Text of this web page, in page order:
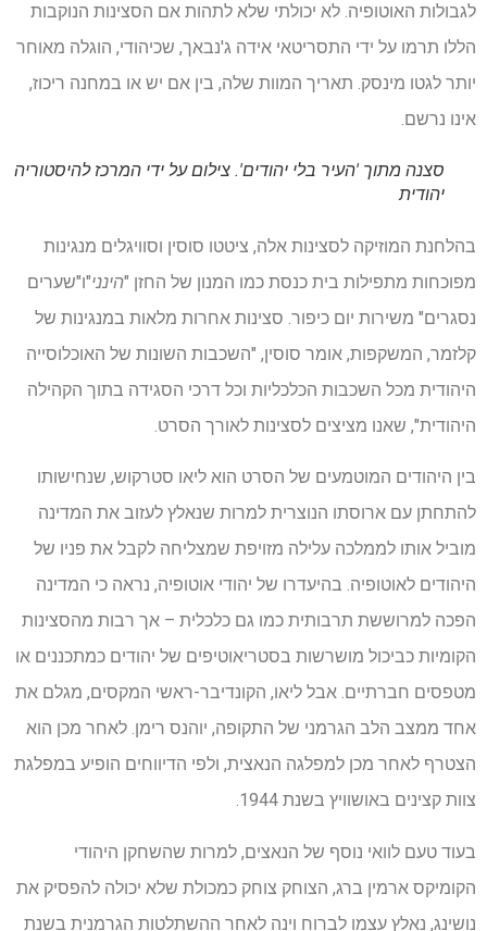
לגבולות האוטופיה. לא יכולתי שלא לתהות אם הסצינות הנוקבות
הללו תרמו על ידי התסריטאי אידה ג'נבאך, שכיהודי, הוגלה מאוחר
יותר לגטו מינסק. תאריך המוות שלה, בין אם יש או במחנה ריכוז,
אינו נרשם.
סצנה מתוך 'העיר בלי יהודים'. צילום על ידי המרכז להיסטוריה
יהודית
בהלחנת המוזיקה לסצינות אלה, ציטטו סוסין וסוויגלים מנגינות
מפוכחות מתפילות בית כנסת כמו המנון של החזן "הינני"ו"שערים
נסגרים" משירות יום כיפור. סצינות אחרות מלאות במנגינות של
קלזמר, המשקפות, אומר סוסין, "השכבות השונות של האוכלוסייה
היהודית מכל השכבות הכלכליות וכל דרכי הסגידה בתוך הקהילה
היהודית", שאנו מציצים לסצינות לאורך הסרט.
בין היהודים המוטמעים של הסרט הוא ליאו סטרקוש, שנחישותו
להתחתן עם ארוסתו הנוצרית למרות שנאלץ לעזוב את המדינה
מוביל אותו לממלכה עלילה מזויפת שמצליחה לקבל את פניו של
היהודים לאוטופיה. בהיעדרו של יהודי אוטופיה, נראה כי המדינה
הפכה למרוששת תרבותית כמו גם כלכלית – אך רבות מהסצינות
הקומיות כביכול מושרשות בסטריאוטיפים של יהודים כמתכננים או
מטפסים חברתיים. אבל ליאו, הקונדיבר-ראשי המקסים, מגלם את
אחד ממצב הלב הגרמני של התקופה, יוהנס רימן. לאחר מכן הוא
הצטרף לאחר מכן למפלגה הנאצית, ולפי הדיווחים הופיע במפלגת
צוות קצינים באושוויץ בשנת 1944.
בעוד טעם לוואי נוסף של הנאצים, למרות שהשחקן היהודי
הקומיקס ארמין ברג, הצוחק צוחק כמכולת שלא יכולה להפסיק את
נושינג, נאלץ עצמו לברוח וינה לאחר ההשתלטות הגרמנית בשנת